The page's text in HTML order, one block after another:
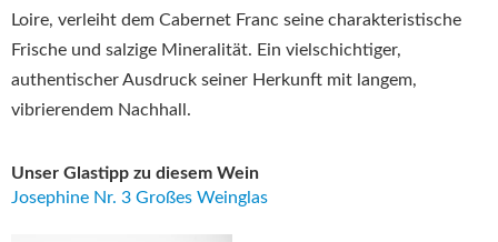
Loire, verleiht dem Cabernet Franc seine charakteristische
Frische und salzige Mineralität. Ein vielschichtiger,
authentischer Ausdruck seiner Herkunft mit langem,
vibrierendem Nachhall.
Unser Glastipp zu diesem Wein
Josephine Nr. 3 Großes Weinglas